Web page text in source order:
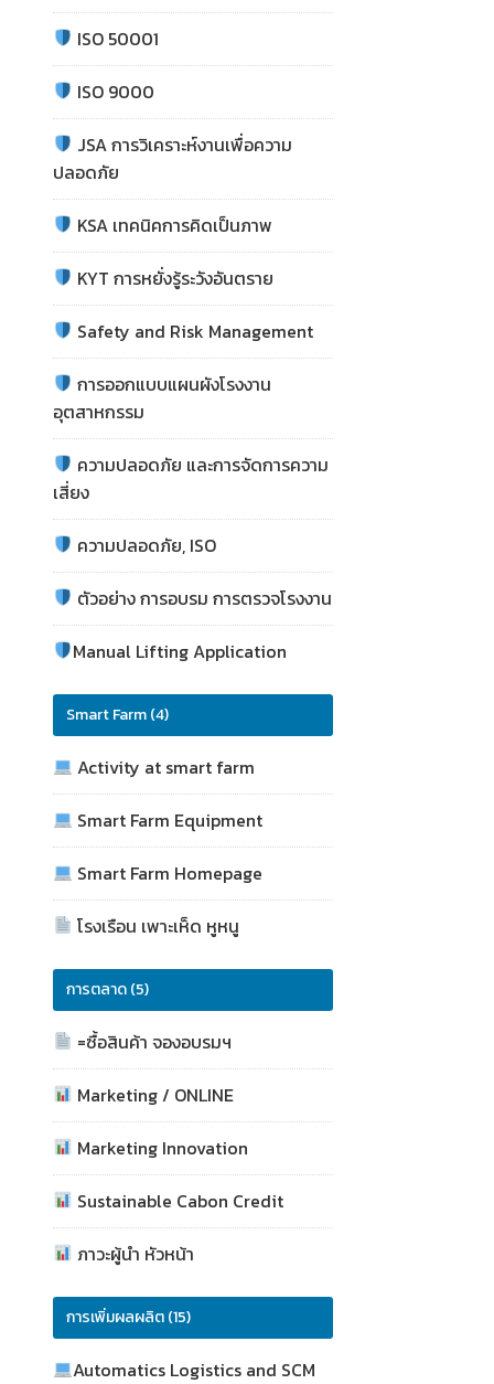
ISO 50001
ISO 9000
JSA การวิเคราะห์งานเพื่อความ
ปลอดภัย
KSA เทคนิคการคิดเป็นภาพ
KYT การหยั่งรู้ระวังอันตราย
Safety and Risk Management
การออกแบบแผนผังโรงงาน
อุตสาหกรรม
ความปลอดภัย และการจัดการความ
เสี่ยง
ความปลอดภัย, ISO
ตัวอย่าง การอบรม การตรวจโรงงาน
Manual Lifting Application
Smart Farm (4)
Activity at smart farm
Smart Farm Equipment
Smart Farm Homepage
โรงเรือน เพาะเห็ด หูหนู
การตลาด (5)
=ซื้อสินค้า จองอบรมฯ
Marketing / ONLINE
Marketing Innovation
Sustainable Cabon Credit
ภาวะผู้นำ หัวหน้า
การเพิ่มผลผลิต (15)
Automatics Logistics and SCM